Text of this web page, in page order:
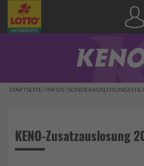
STARTSEITE / INFOS/ SONDERAUSLOSUNGEN &
KENO-Zusatzauslosung